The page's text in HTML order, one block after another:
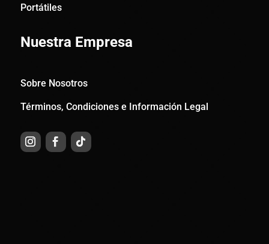
Portátiles
Nuestra Empresa
Sobre Nosotros
Términos, Condiciones e Información Legal